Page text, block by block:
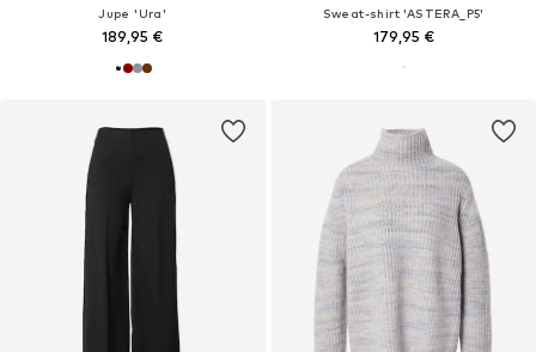
Jupe 'Ura'
189,95 €
Sweat-shirt 'ASTERA_P5'
179,95 €